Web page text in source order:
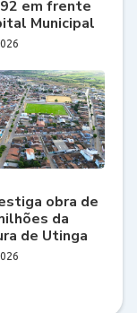
em frente
Municipal
obra de
da
de Utinga